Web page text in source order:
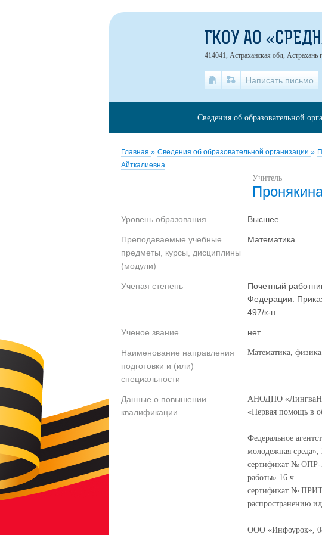
Главная » Сведения об образовательной организации »
Айткалиевна
Учитель
Уровень образования Высшее
Преподаваемые учебные
предметы, курсы, дисциплины
(модули)
Математика
Ученая степень
Почетный
Федерации.
497/к-н
Ученое звание нет
Наименование направления
подготовки и (или)
специальности
Математика,
Данные о повышении
квалификации
АНОДПО
«Первая помощь в
Федеральное
молодежная
сертификат № ОПР-
работы» 16 ч.
сертификат №
распространению
ООО «Инфоурок»,
ГКОУ АО
414041, Астраханская обл, Астрахань
Написать письмо
Сведения об образовательной